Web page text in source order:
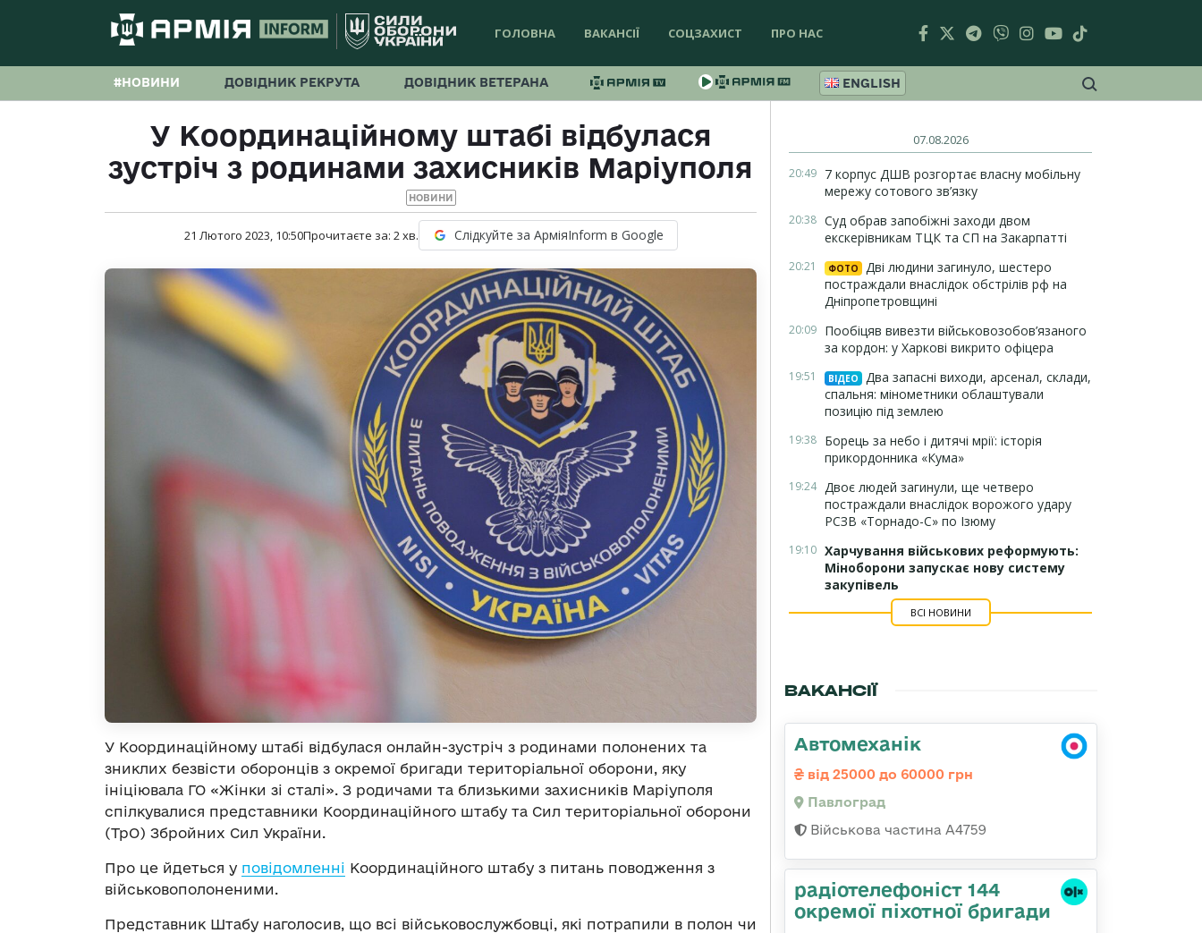
ГОЛОВНА ВАКАНСІЇ СОЦЗАХИСТ ПРО НАС
#НОВИНИ ДОВІДНИК РЕКРУТА ДОВІДНИК ВЕТЕРАНА ENGLISH
У Координаційному штабі відбулася
зустріч з родинами захисників Маріуполя
НОВИНИ
21 Лютого 2023, 10:50Прочитаєте за: 2хв. Слідкуйте за АрміяInform в Google
У Координаційному штабі відбулася онлайн-зустріч з родинами полонених та
зниклих безвісти оборонців з окремої бригади територіальної оборони, яку
ініціювала ГО «Жінки зі сталі». З родичами та близькими захисників Маріуполя
спілкувалися представники Координаційного штабу та Сил територіальної оборони
(ТрО) Збройних Сил України.
Про це йдеться у повідомленні Координаційного штабу з питань поводження з
військовополоненими.
Представник Штабу наголосив, що всі військовослужбовці, які потрапили в полон чи
07.08.2026
20:49 7 корпус ДШВ розгортає власну мобільну
мережу сотового зв’язку
20:38 Суд обрав запобіжні заходи двом
екскерівникам ТЦК та СП на Закарпатті
20:21 ФОТО
Дві людини загинуло, шестеро
постраждали внаслідок обстрілів рф на
Дніпропетровщині
20:09 Пообіцяв вивезти військовозобов’язаного
за кордон: у Харкові викрито офіцера
19:51 ВІДЕО
Два запасні виходи, арсенал, склади,
спальня: мінометники облаштували
позицію під землею
19:38 Борець за небо і дитячі мрії: історія
прикордонника «Кума»
19:24 Двоє людей загинули, ще четверо
постраждали внаслідок ворожого удару
РСЗВ «Торнадо-С» по Ізюму
19:10 Харчування військових реформують:
Міноборони запускає нову систему
закупівель
ВСІ НОВИНИ
ВАКАНСІЇ
Автомеханік
від 25000 до 60000 грн
Павлоград
Військова частина А4759
радіотелефоніст 144
окремої піхотної бригади